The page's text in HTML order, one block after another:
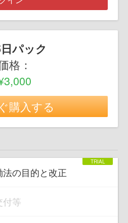
パック
格：
購入する
の目的と改正
付等